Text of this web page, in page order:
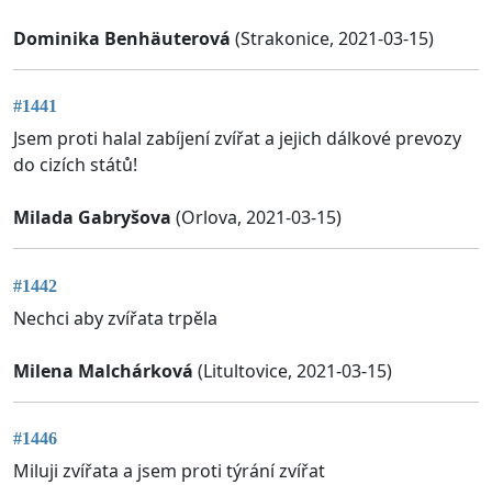
Dominika Benhäuterová (Strakonice, 2021-03-15)
#1441
Jsem proti halal zabíjení zvířat a jejich dálkové prevozy
do cizích států!
Milada Gabryšova (Orlova, 2021-03-15)
#1442
Nechci aby zvířata trpěla
Milena Malchárková (Litultovice, 2021-03-15)
#1446
Miluji zvířata a jsem proti týrání zvířat